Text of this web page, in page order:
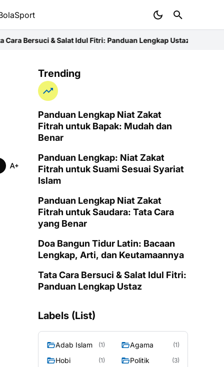
Idul Fitri: Panduan Lengkap UstazNiat Zakat Fitrah untuk
Trending
Panduan Lengkap Niat Zakat
Fitrah untuk Bapak: Mudah dan
Benar
Panduan Lengkap: Niat Zakat
Fitrah untuk Suami Sesuai Syariat
Islam
Panduan Lengkap Niat Zakat
Fitrah untuk Saudara: Tata Cara
yang Benar
Doa Bangun Tidur Latin: Bacaan
Lengkap, Arti, dan Keutamaannya
Tata Cara Bersuci & Salat Idul Fitri:
Panduan Lengkap Ustaz
Labels (List)
Adab Islam (1) Agama (1)
Hobi (1) Politik (3)